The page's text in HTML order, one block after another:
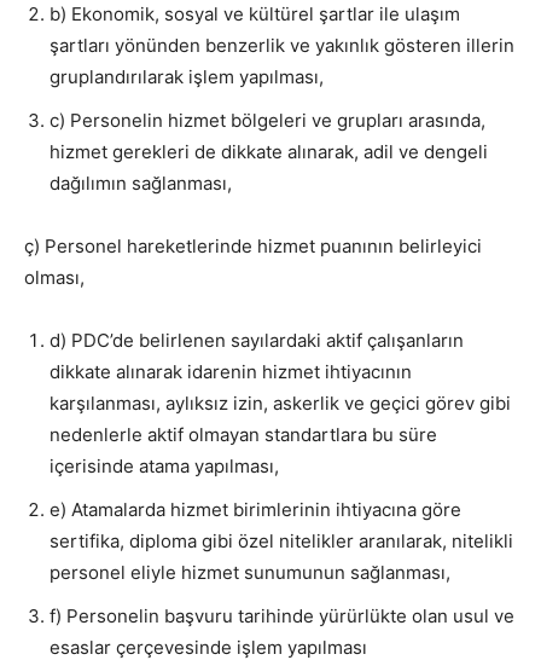
b) Ekonomik, sosyal ve kültürel şartlar ile ulaşım
şartları yönünden benzerlik ve yakınlık gösteren illerin
gruplandırılarak işlem yapılması,
c) Personelin hizmet bölgeleri ve grupları arasında,
hizmet gerekleri de dikkate alınarak, adil ve dengeli
dağılımın sağlanması,
ç) Personel hareketlerinde hizmet puanının belirleyici
olması,
d) PDC’de belirlenen sayılardaki aktif çalışanların
dikkate alınarak idarenin hizmet ihtiyacının
karşılanması, aylıksız izin, askerlik ve geçici görev gibi
nedenlerle aktif olmayan standartlara bu süre
içerisinde atama yapılması,
e) Atamalarda hizmet birimlerinin ihtiyacına göre
sertifika, diploma gibi özel nitelikler aranılarak, nitelikli
personel eliyle hizmet sunumunun sağlanması,
f) Personelin başvuru tarihinde yürürlükte olan usul ve
esaslar çerçevesinde işlem yapılması